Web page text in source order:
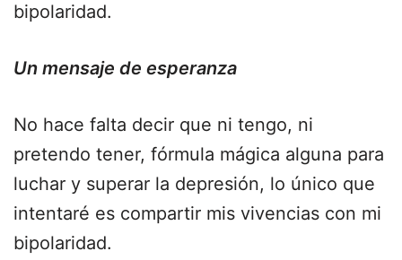
bipolaridad.
Un mensaje de esperanza
No hace falta decir que ni tengo, ni
pretendo tener, fórmula mágica alguna para
luchar y superar la depresión, lo único que
intentaré es compartir mis vivencias con mi
bipolaridad.